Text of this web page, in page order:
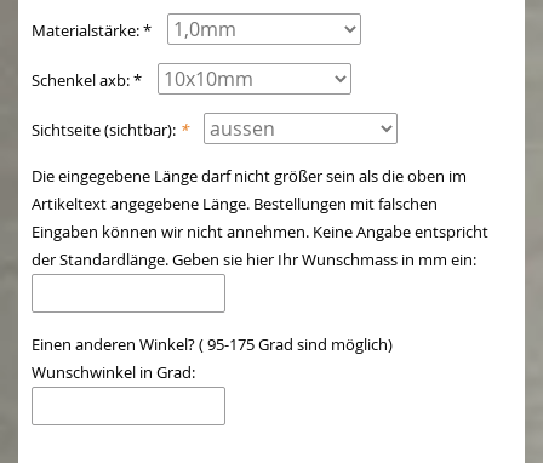
Materialstärke: *
Schenkel axb: *
Sichtseite (sichtbar): *
Die eingegebene Länge darf nicht größer sein als die oben im
Artikeltext angegebene Länge. Bestellungen mit falschen
Eingaben können wir nicht annehmen. Keine Angabe entspricht
der Standardlänge. Geben sie hier Ihr Wunschmass in mm ein:
Einen anderen Winkel? ( 95-175 Grad sind möglich)
Wunschwinkel in Grad: